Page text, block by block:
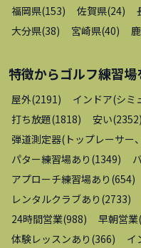
福岡県(153) 佐賀県(24)
大分県(38) 宮崎県(40)
特徴からゴルフ練習場
屋外(2191 ) インドア(シミ
打ち放題(1818) 安い(2352)
弾道測定器(トップレーサー
パター練習場あり (1349)
アプローチ練習場あり (654)
レンタルクラブあり (2733)
24時間営業(988) 早朝営業(
体験レッスンあり (366) イ